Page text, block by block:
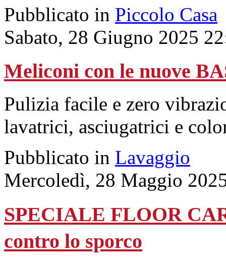
Pubblicato in Piccolo Casa
Sabato, 28 Giugno 2025
Meliconi con le nuove
Pulizia facile e zero
lavatrici, asciugatrici e
Pubblicato in Lavaggio
Mercoledì, 28 Maggio
SPECIALE FLOOR
contro lo sporco